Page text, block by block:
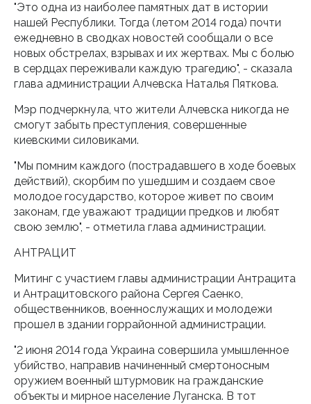
"Это одна из наиболее памятных дат в истории
нашей Республики. Тогда (летом 2014 года) почти
ежедневно в сводках новостей сообщали о все
новых обстрелах, взрывах и их жертвах. Мы с болью
в сердцах переживали каждую трагедию", - сказала
глава администрации Алчевска Наталья Пяткова.
Мэр подчеркнула, что жители Алчевска никогда не
смогут забыть преступления, совершенные
киевскими силовиками.
"Мы помним каждого (пострадавшего в ходе боевых
действий), скорбим по ушедшим и создаем свое
молодое государство, которое живет по своим
законам, где уважают традиции предков и любят
свою землю", - отметила глава администрации.
АНТРАЦИТ
Митинг с участием главы администрации Антрацита
и Антрацитовского района Сергея Саенко,
общественников, военнослужащих и молодежи
прошел в здании горрайонной администрации.
"2 июня 2014 года Украина совершила умышленное
убийство, направив начиненный смертоносным
оружием военный штурмовик на гражданские
объекты и мирное население Луганска. В тот